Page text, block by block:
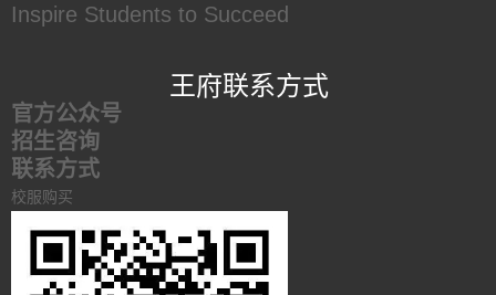
Inspire Students to Succeed
王府联系方式
官方公众号
招生咨询
联系方式
校服购买